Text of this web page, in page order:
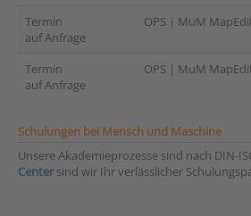
Termin
auf Anfrage
OPS | MuM
Termin
auf Anfrage
OPS | MuM
Schulungen bei Mensch und Maschine
Unsere Akademieprozesse sind nach DIN-
Centersind wir Ihr verlässlicher